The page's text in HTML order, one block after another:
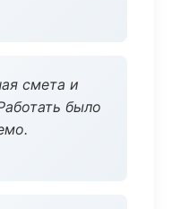
смета и
было